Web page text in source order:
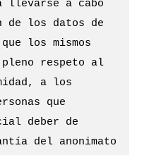
llevarse a cabo
de los datos de
los mismos
respeto al
a los
que
deber de
del anonimato